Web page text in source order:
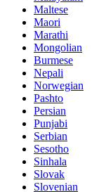
Maltese
Maori
Marathi
Mongolian
Burmese
Nepali
Norwegian
Pashto
Persian
Punjabi
Serbian
Sesotho
Sinhala
Slovak
Slovenian